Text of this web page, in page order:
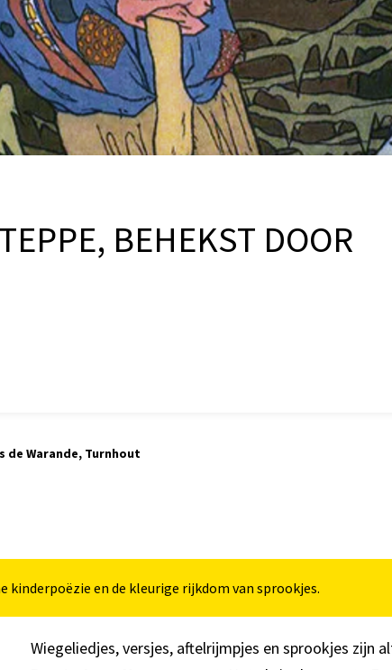
BEHEKST DOOR
de Warande, Turnhout
kinderpoëzie en de kleurige rijkdom van sprookjes.
Wiegeliedjes, versjes, aftelrijmpjes en sprookjes zijn